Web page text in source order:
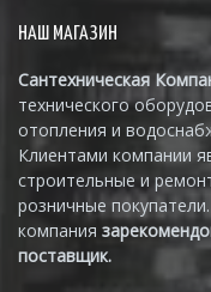
НАШ МАГАЗИН
Сантехническая
технического
отопления и
Клиентами компании
строительные и
розничные
компания
поставщик.